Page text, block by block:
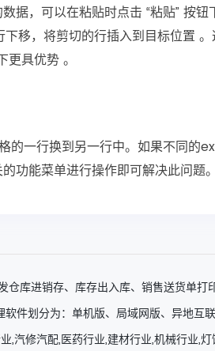
据，可以在粘贴时点击 “粘贴” 按
移，将剪切的行插入到目标位置
具优势 。
一行换到另一行中。如果不同的
功能菜单进行操作即可解决此问题。
仓库进销存、库存出入库、销售送货单打
软件划分为：单机版、局域网版、异地互
,汽修汽配,医药行业,建材行业,机械行业,